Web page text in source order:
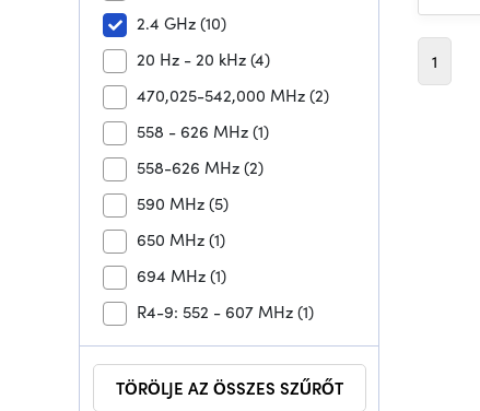
2.4 GHz(10)
20 Hz - 20 kHz(4)
470,025-542,000 MHz(2)
558 - 626 MHz(1)
558-626 MHz(2)
590 MHz(5)
650 MHz(1)
694 MHz(1)
R4-9: 552 - 607 MHz(1)
TÖRÖLJE AZ ÖSSZES SZŰRŐT
1